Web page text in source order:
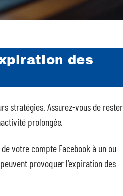
des
stratégies. Assurez-vous de rester
prolongée.
votre compte Facebook à un ou
provoquer l’expiration des